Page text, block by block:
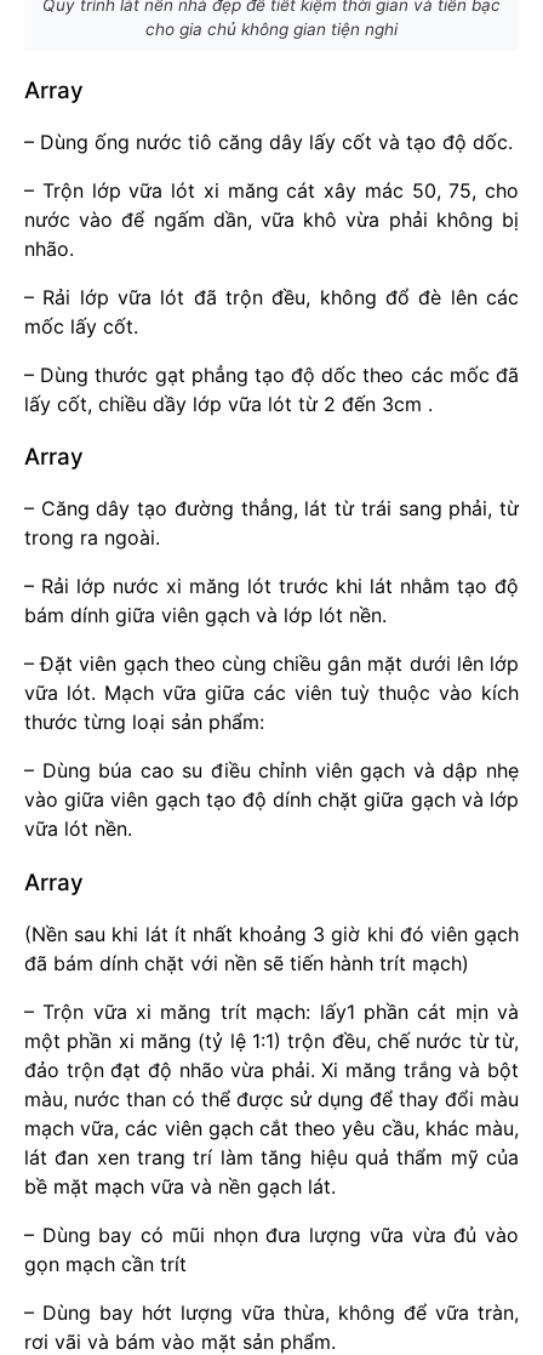
Quy trình lát nền nhà đẹp để tiết kiệm thời gian và tiền bạc
cho gia chủ không gian tiện nghi
Array
– Dùng ống nước tiô căng dây lấy cốt và tạo độ dốc.
– Trộn lớp vữa lót xi măng cát xây mác 50, 75, cho
nước vào để ngấm dần, vữa khô vừa phải không bị
nhão.
– Rải lớp vữa lót đã trộn đều, không đổ đè lên các
mốc lấy cốt.
– Dùng thước gạt phẳng tạo độ dốc theo các mốc đã
lấy cốt, chiều dầy lớp vữa lót từ 2 đến 3cm .
Array
– Căng dây tạo đường thẳng, lát từ trái sang phải, từ
trong ra ngoài.
– Rải lớp nước xi măng lót trước khi lát nhằm tạo độ
bám dính giữa viên gạch và lớp lót nền.
– Đặt viên gạch theo cùng chiều gân mặt dưới lên lớp
vữa lót. Mạch vữa giữa các viên tuỳ thuộc vào kích
thước từng loại sản phẩm:
– Dùng búa cao su điều chỉnh viên gạch và dập nhẹ
vào giữa viên gạch tạo độ dính chặt giữa gạch và lớp
vữa lót nền.
Array
(Nền sau khi lát ít nhất khoảng 3 giờ khi đó viên gạch
đã bám dính chặt với nền sẽ tiến hành trít mạch)
– Trộn vữa xi măng trít mạch: lấy1 phần cát mịn và
một phần xi măng (tỷ lệ 1:1) trộn đều, chế nước từ từ,
đảo trộn đạt độ nhão vừa phải. Xi măng trắng và bột
màu, nước than có thể được sử dụng để thay đổi màu
mạch vữa, các viên gạch cắt theo yêu cầu, khác màu,
lát đan xen trang trí làm tăng hiệu quả thẩm mỹ của
bề mặt mạch vữa và nền gạch lát.
– Dùng bay có mũi nhọn đưa lượng vữa vừa đủ vào
gọn mạch cần trít
– Dùng bay hớt lượng vữa thừa, không để vữa tràn,
rơi vãi và bám vào mặt sản phẩm.